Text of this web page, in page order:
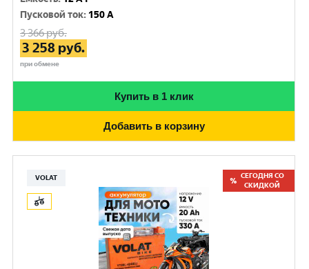
Пусковой ток: 150 A
3 366руб.
3 258 руб.
при обмене
Купить в 1 клик
Добавить в корзину
VOLAT
СЕГОДНЯ СО
СКИДКОЙ